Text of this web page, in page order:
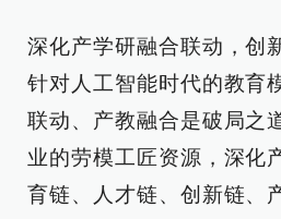
深化产学研融合联动，创
针对人工智能时代的教育
联动、产教融合是破局之
业的劳模工匠资源，深化
育链、人才链、创新链、